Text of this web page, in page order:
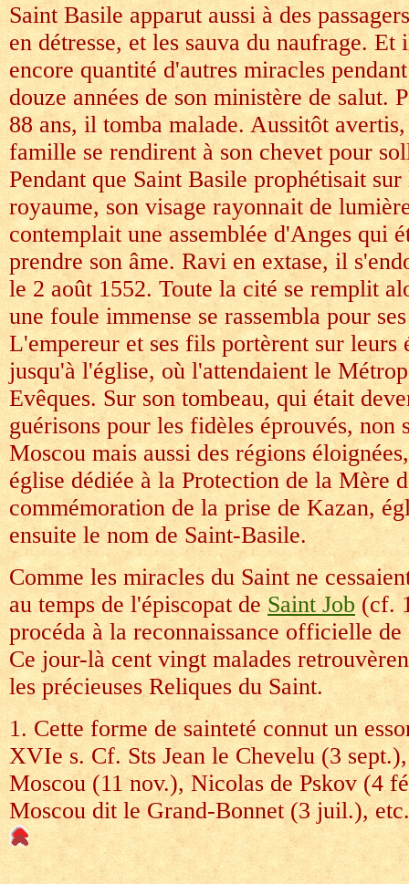
Saint Basile apparut aussi à des
en détresse, et les sauva du naufrage.
encore quantité d'autres miracles
douze années de son ministère de salut.
88 ans, il tomba malade. Aussitôt
famille se rendirent à son chevet pour
Pendant que Saint Basile prophétisait
royaume, son visage rayonnait de
contemplait une assemblée d'Anges qui
prendre son âme. Ravi en extase, il
le 2 août 1552. Toute la cité se remplit
une foule immense se rassembla pour
L'empereur et ses fils portèrent sur leurs
jusqu'à l'église, où l'attendaient le
Evêques. Sur son tombeau, qui était
guérisons pour les fidèles éprouvés, non
Moscou mais aussi des régions
église dédiée à la Protection de la Mère
commémoration de la prise de Kazan,
ensuite le nom de Saint-Basile.
Comme les miracles du Saint ne
au temps de l'épiscopat deSaint Job (cf.
procéda à la reconnaissance officielle
Ce jour-là cent vingt malades
les précieuses Reliques du Saint.
1. Cette forme de sainteté connut un
XVIe s. Cf. Sts Jean le Chevelu (3
Moscou (11 nov.), Nicolas de Pskov (4
Moscou dit le Grand-Bonnet (3 juil.), etc.